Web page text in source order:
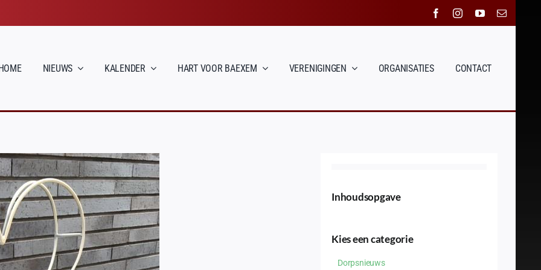
NIEUWS KALENDER HART VOOR BAEXEM VERENIGINGEN ORGANISATIES CONTACT
Inhoudsopgave
Kies een categorie
Dorpsnieuws